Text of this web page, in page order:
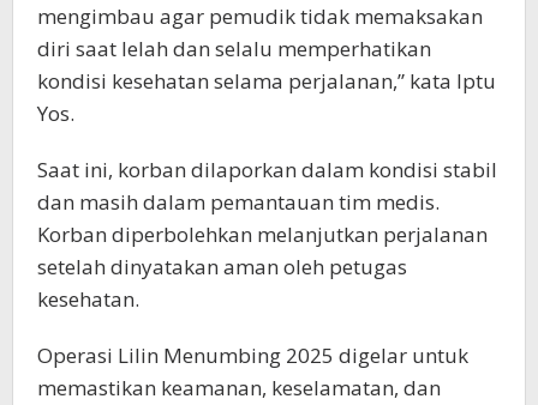
mengimbau agar pemudik tidak memaksakan
diri saat lelah dan selalu memperhatikan
kondisi kesehatan selama perjalanan,” kata Iptu
Yos.
Saat ini, korban dilaporkan dalam kondisi stabil
dan masih dalam pemantauan tim medis.
Korban diperbolehkan melanjutkan perjalanan
setelah dinyatakan aman oleh petugas
kesehatan.
Operasi Lilin Menumbing 2025 digelar untuk
memastikan keamanan, keselamatan, dan